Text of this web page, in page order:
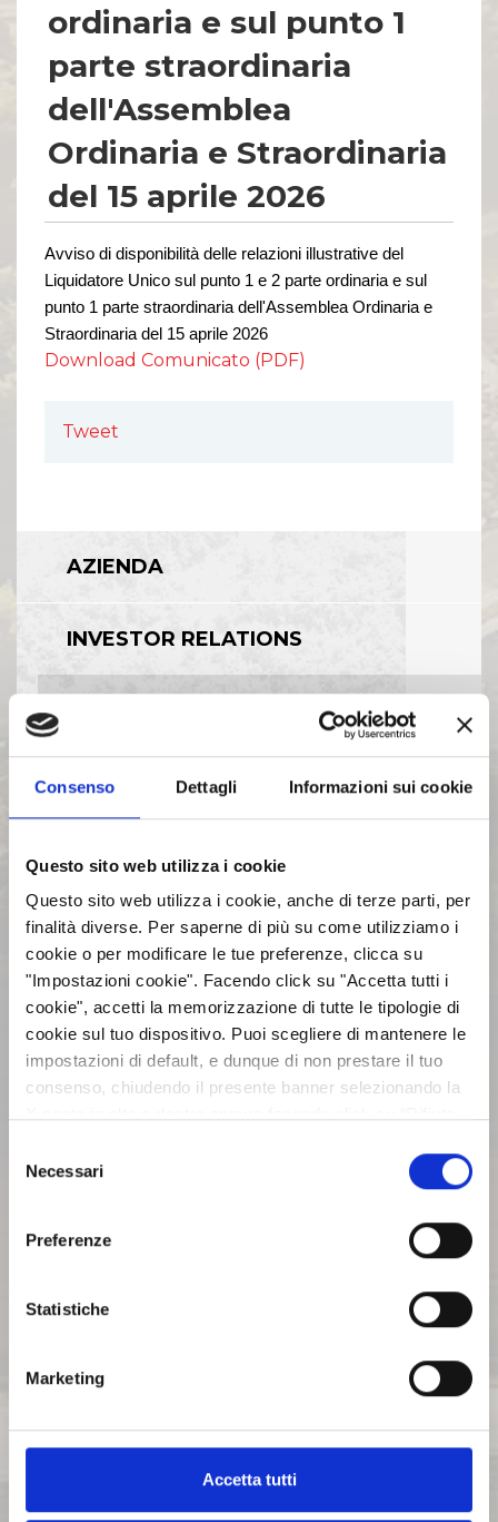
Consenso Dettagli Informazioni sui cookie
Questo sito web utilizza i cookie
Questo sito web utilizza i cookie, anche di terze parti, per
finalità diverse. Per saperne di più su come utilizziamo i
cookie o per modificare le tue preferenze, clicca su
"Impostazioni cookie". Facendo click su "Accetta tutti i
cookie", accetti la memorizzazione di tutte le tipologie di
cookie sul tuo dispositivo. Puoi scegliere di mantenere le
impostazioni di default, e dunque di non prestare il tuo
consenso, chiudendo il presente banner selezionando la
assenza dei cookie diversi da quelli tecnici. Per maggiori
informazioni puoi consultare la nostra politica sui cookie
delNecessari
Preferenze
Statistiche
Marketing
Accetta tutti
Organi Sociali
ETHICS OFFICE
ordinaria e sul punto 1
parte straordinaria
dell'Assemblea
Ordinaria e Straordinaria
del 15 aprile 2026
Avviso di disponibilità delle relazioni illustrative del
Liquidatore Unico sul punto 1 e 2 parte ordinaria e sul
punto 1 parte straordinaria dell'Assemblea Ordinaria e
Straordinaria del 15 aprile 2026
Download Comunicato (PDF)
Tweet
AZIENDA
INVESTOR RELATIONS
CALENDARIO EVENTI SOCIETARI
EVENTI E DOCUMENTAZIONE
BILANCI E RELAZIONI
INTERMEDIE
ASSEMBLEE
COMUNICATI STAMPA
ARCHIVIO 2013